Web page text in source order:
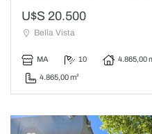
U$S 20.500
Bella Vista
MA 10 4.865,00
4.865,00 m²